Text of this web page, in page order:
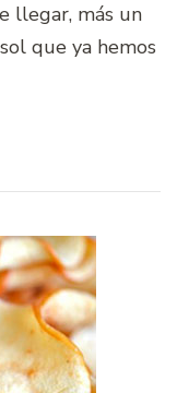
llegar, más un
que ya hemos